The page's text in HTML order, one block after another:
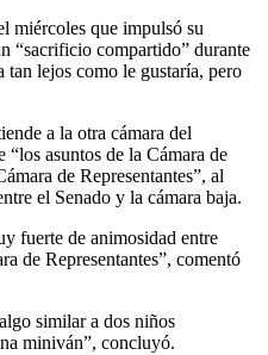
miércoles que impulsó su
“sacrificio compartido” durante
lejos como le gustaría, pero
a la otra cámara del
asuntos de la Cámara de
de Representantes”, al
el Senado y la cámara baja.
fuerte de animosidad entre
de Representantes”, comentó
similar a dos niños
miniván”, concluyó.